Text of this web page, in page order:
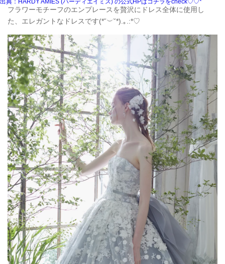
フラワーモチーフのエンプレースを贅沢にドレス全体に使用し
た、エレガントなドレスです(*˘︶˘*).｡.:*♡